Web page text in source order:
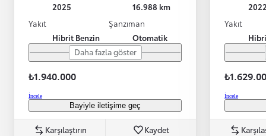
Başlangıç fiyatı
2025
16.988 km
Yakıt
Hibrit Benzin
Şanzıman
Otomatik
Daha fazla göster
₺1.940.000
İncele
Bayiyle iletişime geç
Karşılaştırın Kaydet
2022
Yakıt
İncele